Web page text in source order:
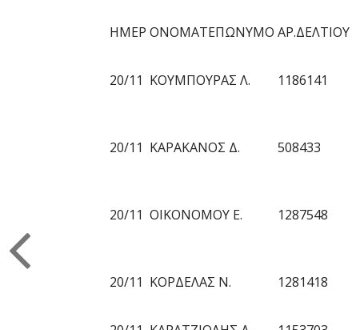
ΗΜΕΡ ΟΝΟΜΑΤΕΠΩΝΥΜΟ ΑΡ.ΔΕΛΤΙΟΥ
20/11 ΚΟΥΜΠΟΥΡΑΣ Λ. 1186141
20/11 ΚΑΡΑΚΑΝΟΣ Δ. 508433
20/11 ΟΙΚΟΝΟΜΟΥ Ε. 1287548
20/11 ΚΟΡΔΕΛΑΣ Ν. 1281418